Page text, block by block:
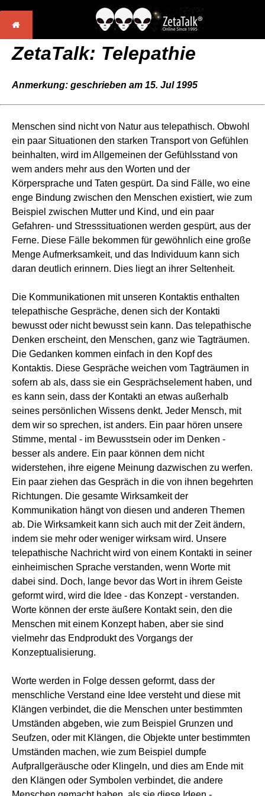
ZetaTalk: Telepathie
Anmerkung: geschrieben am 15. Jul 1995
Menschen sind nicht von Natur aus telepathisch. Obwohl
ein paar Situationen den starken Transport von Gefühlen
beinhalten, wird im Allgemeinen der Gefühlsstand von
wem anders mehr aus den Worten und der
Körpersprache und Taten gespürt. Da sind Fälle, wo eine
enge Bindung zwischen den Menschen existiert, wie zum
Beispiel zwischen Mutter und Kind, und ein paar
Gefahren- und Stresssituationen werden gespürt, aus der
Ferne. Diese Fälle bekommen für gewöhnlich eine große
Menge Aufmerksamkeit, und das Individuum kann sich
daran deutlich erinnern. Dies liegt an ihrer Seltenheit.
Die Kommunikationen mit unseren Kontaktis enthalten
telepathische Gespräche, denen sich der Kontakti
bewusst oder nicht bewusst sein kann. Das telepathische
Denken erscheint, den Menschen, ganz wie Tagträumen.
Die Gedanken kommen einfach in den Kopf des
Kontaktis. Diese Gespräche weichen vom Tagträumen in
sofern ab als, dass sie ein Gesprächselement haben, und
es kann sein, dass der Kontakti an etwas außerhalb
seines persönlichen Wissens denkt. Jeder Mensch, mit
dem wir so sprechen, ist anders. Ein paar hören unsere
Stimme, mental - im Bewusstsein oder im Denken -
besser als andere. Ein paar können dem nicht
widerstehen, ihre eigene Meinung dazwischen zu werfen.
Ein paar ziehen das Gespräch in die von ihnen begehrten
Richtungen. Die gesamte Wirksamkeit der
Kommunikation hängt von diesen und anderen Themen
ab. Die Wirksamkeit kann sich auch mit der Zeit ändern,
indem sie mehr oder weniger wirksam wird. Unsere
telepathische Nachricht wird von einem Kontakti in seiner
einheimischen Sprache verstanden, wenn Worte mit
dabei sind. Doch, lange bevor das Wort in ihrem Geiste
geformt wird, wird die Idee - das Konzept - verstanden.
Worte können der erste äußere Kontakt sein, den die
Menschen mit einem Konzept haben, aber sie sind
vielmehr das Endprodukt des Vorgangs der
Konzeptualisierung.
Worte werden in Folge dessen geformt, dass der
menschliche Verstand eine Idee versteht und diese mit
Klängen verbindet, die die Menschen unter bestimmten
Umständen abgeben, wie zum Beispiel Grunzen und
Seufzen, oder mit Klängen, die Objekte unter bestimmten
Umständen machen, wie zum Beispiel dumpfe
Aufprallgeräusche oder Klingeln, und dies am Ende mit
den Klängen oder Symbolen verbindet, die andere